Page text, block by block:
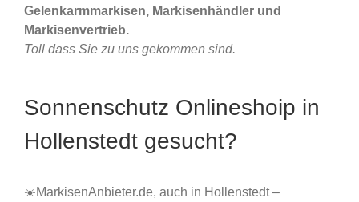
Gelenkarmmarkisen, Markisenhändler und
Markisenvertrieb.
Toll dass Sie zu uns gekommen sind.
Sonnenschutz Onlineshoip in
Hollenstedt gesucht?
☀️MarkisenAnbieter.de, auch in Hollenstedt –